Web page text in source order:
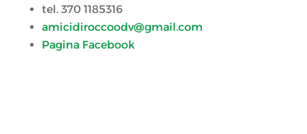
tel. 370 1185316
amicidiroccoodv@gmail.com
Pagina Facebook